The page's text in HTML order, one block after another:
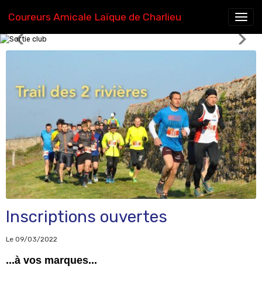
Coureurs Amicale Laïque de CharlieuEcole d'athlétisme
Inscriptions ouvertes
Le 09/03/2022
...à vos marques...